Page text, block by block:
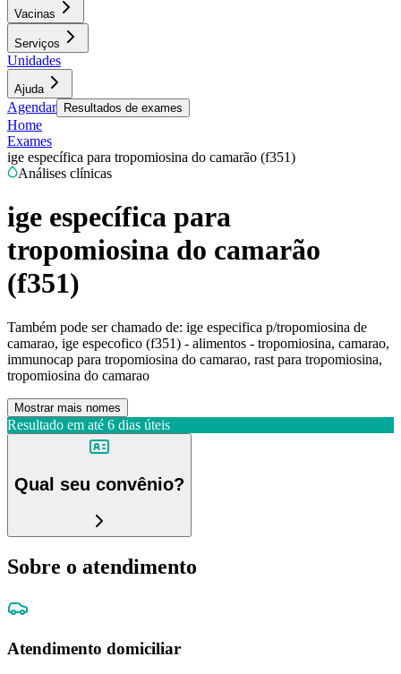
Vacinas
Serviços
Unidades
Ajuda
Agendar Resultados de exames
Home
Exames
ige específica para tropomiosina do camarão (f351)
Análises clínicas
ige específica para
tropomiosina do camarão
(f351)
Também pode ser chamado de: ige especifica p/tropomiosina de
camarao, ige especofico (f351) - alimentos - tropomiosina, camarao,
immunocap para tropomiosina do camarao, rast para tropomiosina,
tropomiosina do camarao
Mostrar mais nomes
Resultado em até 6 dias úteis
Qual seu convênio?
Sobre o atendimento
Atendimento domiciliar